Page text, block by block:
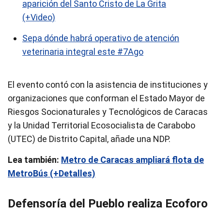
aparición del Santo Cristo de La Grita
(+Video)
Sepa dónde habrá operativo de atención
veterinaria integral este #7Ago
El evento contó con la asistencia de instituciones y
organizaciones que conforman el Estado Mayor de
Riesgos Socionaturales y Tecnológicos de Caracas
y la Unidad Territorial Ecosocialista de Carabobo
(UTEC) de Distrito Capital, añade una NDP.
Lea también: Metro de Caracas ampliará flota de
MetroBús (+Detalles)
Defensoría del Pueblo realiza Ecoforo